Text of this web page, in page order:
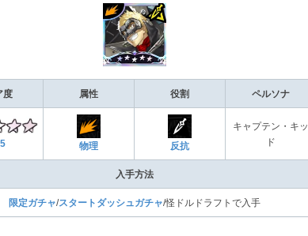
度 属性 役割 ペルソナ
物理 反抗
キャプテン・キッ
ド
入手方法
限定ガチャ/スタートダッシュガチャ/怪ドルドラフトで入手